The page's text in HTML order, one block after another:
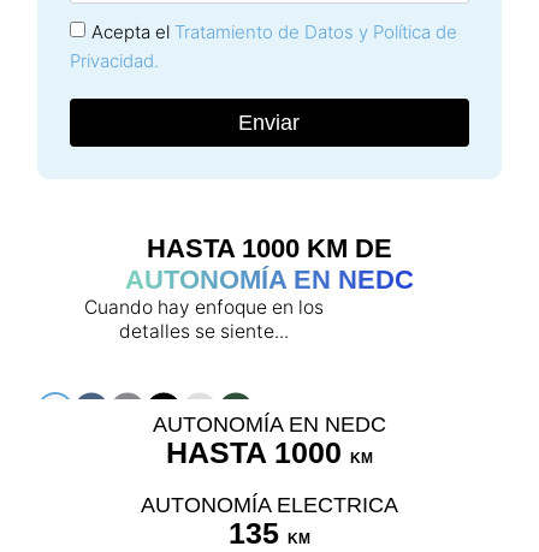
Acepta elTratamiento de Datos y Política de
Privacidad.
Enviar
HASTA 1000 KM DE
AUTONOMÍA EN NEDC
Cuando hay enfoque en los
detalles se siente...
AUTONOMÍA EN NEDC
HASTA 1000 KM
AUTONOMÍA ELECTRICA
135 KM